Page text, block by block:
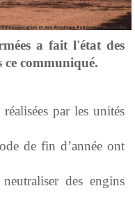
a fait l'état des
ce communiqué.
par les unités
de fin d’année ont
des engins